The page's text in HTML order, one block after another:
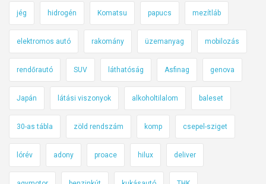
jég hidrogén Komatsu papucs mezítláb
elektromos autó rakomány üzemanyag mobilozás
rendőrautó SUV láthatóság Asfinag genova
Japán látási viszonyok alkoholtilalom baleset
30-as tábla zöld rendszám komp csepel-sziget
lórév adony proace hilux deliver